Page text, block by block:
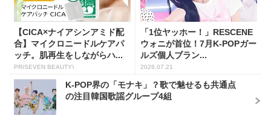
【CICA×ナイアシンアミド配
合】マイクロニードルケアパ
ッチ。肌再生をしながらハ...
PR(SEVEN BEAUTY)
「1位ヤッホー！」RESCENE
ウォニが首位！7月K-POPガー
ルズ個人ブラン...
2026.07.21
K-POP界の「モナキ」？歌で魅せるも共通点
の注目韓国歌謡グループ4組